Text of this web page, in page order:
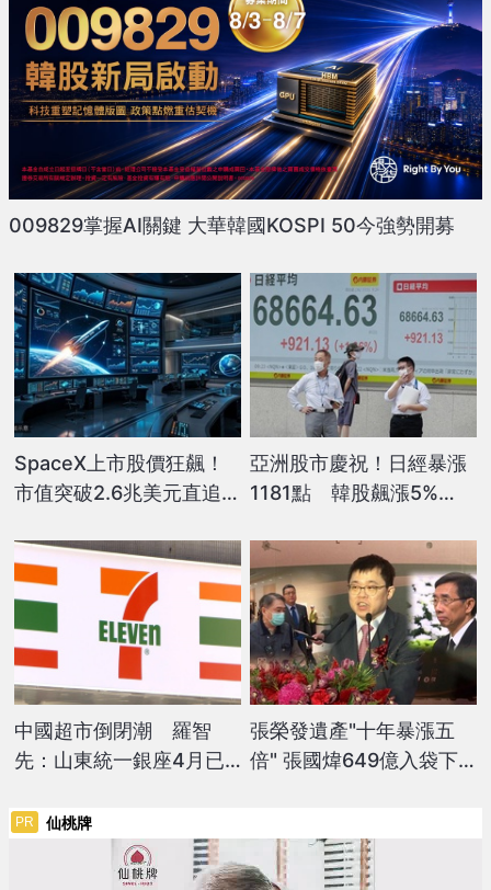
009829掌握AI關鍵 大華韓國KOSPI 50今強勢開募
SpaceX上市股價狂飆！
市值突破2.6兆美元直追亞
亞洲股市慶祝！日經暴漲
1181點 韓股飆漲5%
中國超市倒閉潮 羅智
先：山東統一銀座4月已
張榮發遺產"十年暴漲五
倍" 張國煒649億入袋下
PR 仙桃牌